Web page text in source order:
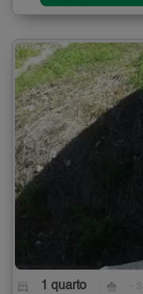
1 quarto